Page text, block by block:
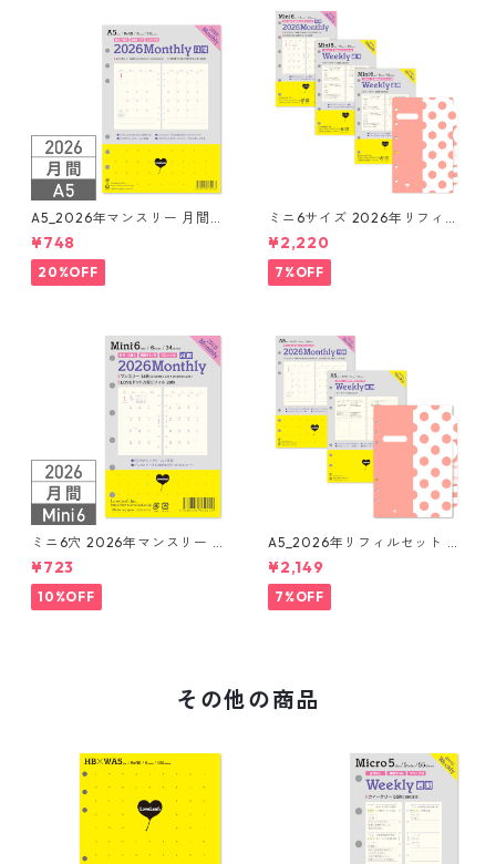
A5_2026年マンスリー 月間ブ
ロック + LOVEドット罫 シス
テム手帳リフィル
¥748
20%OFF
ミニ6サイズ 2026年リフィル
セット システム手帳 ★送料無
料★
¥2,220
7%OFF
ミニ6穴 2026年マンスリー 月
間ブロック+LOVEドット罫 シ
ステム手帳リフィル
¥723
10%OFF
A5_2026年リフィルセット シ
ステム手帳 ★送料無料★
¥2,149
7%OFF
その他の商品